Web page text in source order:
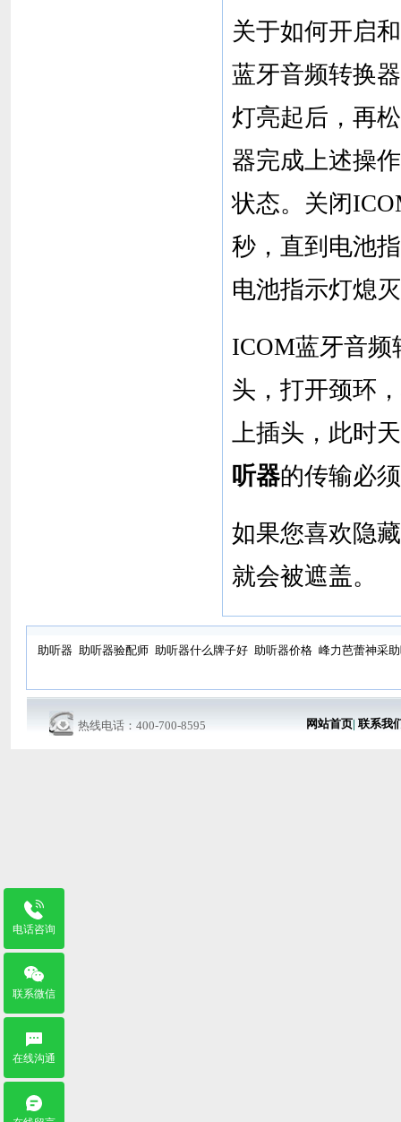
关于如何开启
蓝牙音频转换
灯亮起后，再
器完成上述操
状态。关闭
秒，直到电池
电池指示灯熄
ICOM蓝牙音频
头，打开颈环
上插头，此时
听器的传输必
如果您喜欢隐
就会被遮盖。
助听器 助听器验配师 助听器什么牌子好 助听器价格 峰力芭蕾神采
热线电话：400-700-8595 网站首页| 联系我
电话咨询
联系微信
在线沟通